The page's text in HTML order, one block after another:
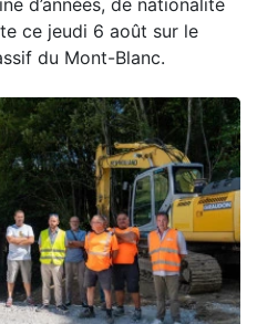
ce jeudi 6 août sur le
du Mont-Blanc.